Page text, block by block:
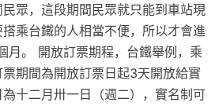
眾，這段期間民眾就只能到車站現
乘台鐵的人相當不便，所以才會進
月。 開放訂票期程，台鐵舉例，乘
期間為開放訂票日起3天開放給實
十二月卅一日（週二），實名制可